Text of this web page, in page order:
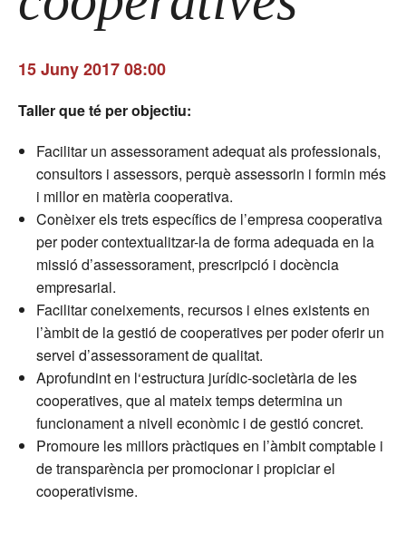
15 Juny 2017 08:00
Taller que té per objectiu:
Facilitar un assessorament adequat als professionals,
consultors i assessors, perquè assessorin i formin més
i millor en matèria cooperativa.
Conèixer els trets específics de l’empresa cooperativa
per poder contextualitzar-la de forma adequada en la
missió d’assessorament, prescripció i docència
empresarial.
Facilitar coneixements, recursos i eines existents en
l’àmbit de la gestió de cooperatives per poder oferir un
servei d’assessorament de qualitat.
Aprofundint en l‘estructura jurídic-societària de les
cooperatives, que al mateix temps determina un
funcionament a nivell econòmic i de gestió concret.
Promoure les millors pràctiques en l’àmbit comptable i
de transparència per promocionar i propiciar el
cooperativisme.